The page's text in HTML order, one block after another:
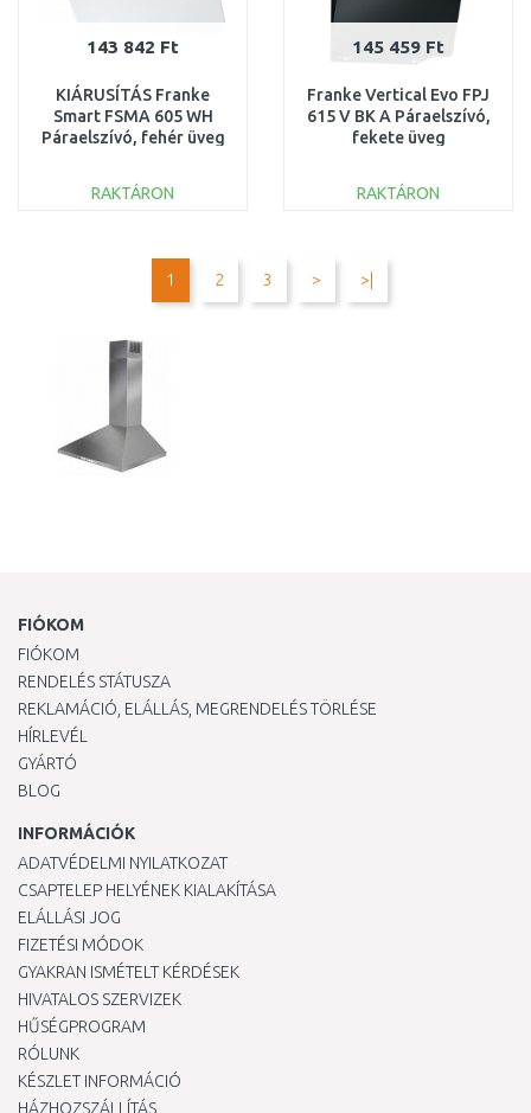
143 842 Ft
KIÁRUSÍTÁS Franke
Smart FSMA 605 WH
Páraelszívó, fehér üveg
KICSOMAGOLT
RAKTÁRON
Összehasonlítás
145 459 Ft
Franke Vertical Evo FPJ
615 V BK A Páraelszívó,
fekete üveg
RAKTÁRON
Összehasonlítás
1 2 3 > >|
FIÓKOM
FIÓKOM
RENDELÉS STÁTUSZA
REKLAMÁCIÓ, ELÁLLÁS, MEGRENDELÉS TÖRLÉSE
HÍRLEVÉL
GYÁRTÓ
BLOG
INFORMÁCIÓK
ADATVÉDELMI NYILATKOZAT
CSAPTELEP HELYÉNEK KIALAKÍTÁSA
ELÁLLÁSI JOG
FIZETÉSI MÓDOK
GYAKRAN ISMÉTELT KÉRDÉSEK
HIVATALOS SZERVIZEK
HŰSÉGPROGRAM
RÓLUNK
KÉSZLET INFORMÁCIÓ
HÁZHOZSZÁLLÍTÁS